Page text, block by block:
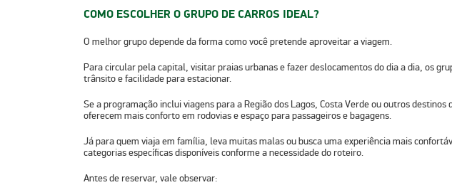
COMO ESCOLHER O GRUPO DE CARROS IDEAL?
O melhor grupo depende da forma como você pretende aproveitar a viagem.
Para circular pela capital, visitar praias urbanas e fazer deslocamentos do dia a dia, os
trânsito e facilidade para estacionar.
Se a programação inclui viagens para aRegião dos Lagos, Costa Verdeou outros destinos
oferecem mais conforto em rodovias e espaço para passageiros e bagagens.
Já para quem viaja em família, leva muitas malas ou busca uma experiência mais
categorias específicas disponíveis conforme a necessidade do roteiro.
Antes de reservar, vale observar: